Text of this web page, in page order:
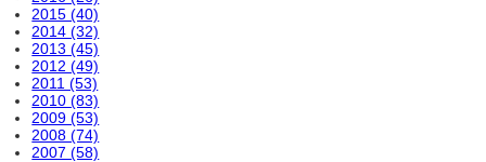
2015 (40)
2014 (32)
2013 (45)
2012 (49)
2011 (53)
2010 (83)
2009 (53)
2008 (74)
2007 (58)